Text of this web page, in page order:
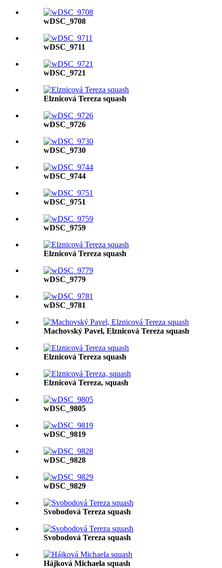
wDSC_9708
wDSC_9711
wDSC_9721
Elznicová Tereza squash
wDSC_9726
wDSC_9730
wDSC_9744
wDSC_9751
wDSC_9759
Elznicová Tereza squash
wDSC_9779
wDSC_9781
Machovský Pavel, Elznicová Tereza squash
Elznicová Tereza squash
Elznicová Tereza, squash
wDSC_9805
wDSC_9819
wDSC_9828
wDSC_9829
Svobodová Tereza squash
Svobodová Tereza squash
Hájková Michaela squash